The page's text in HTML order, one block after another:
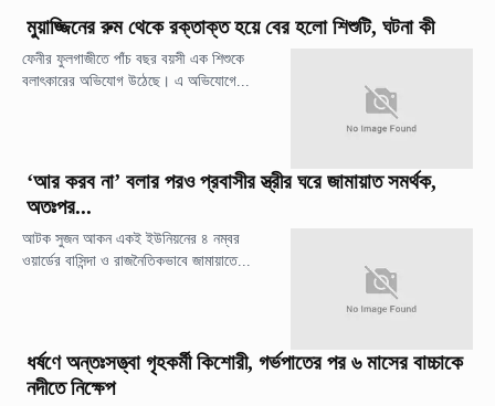
মুয়াজ্জিনের রুম থেকে রক্তাক্ত হয়ে বের হলো শিশুটি, ঘটনা কী
ফেনীর ফুলগাজীতে পাঁচ বছর বয়সী এক শিশুকে
বলাৎকারের অভিযোগ উঠেছে। এ অভিযোগে...
‘আর করব না’ বলার পরও প্রবাসীর স্ত্রীর ঘরে জামায়াত সমর্থক,
অতঃপর...
আটক সুজন আকন একই ইউনিয়নের ৪ নম্বর
ওয়ার্ডের বাসিন্দা ও রাজনৈতিকভাবে জামায়াতে...
ধর্ষণে অন্তঃসত্ত্বা গৃহকর্মী কিশোরী, গর্ভপাতের পর ৬ মাসের বাচ্চাকে
নদীতে নিক্ষেপ